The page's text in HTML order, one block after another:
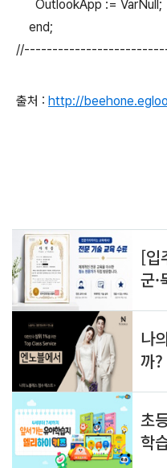
OutlookApp := VarNull;
end;
출처 : http://